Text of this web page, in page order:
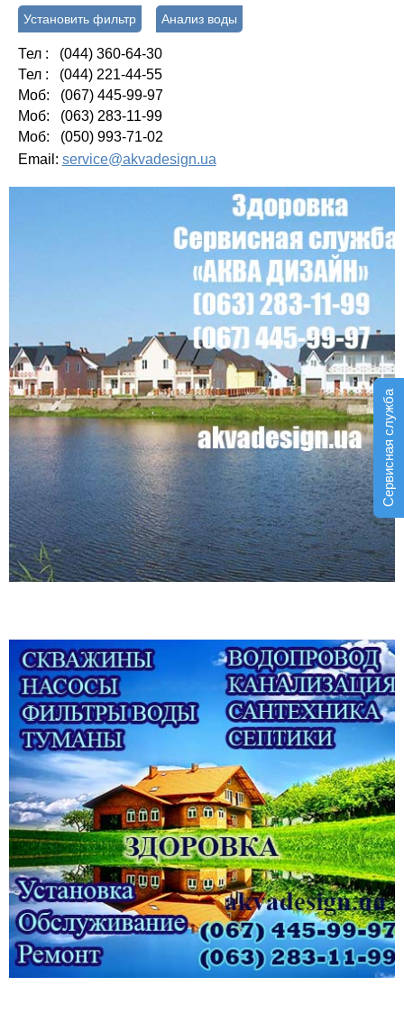
Сервисная служба
Установить фильтр Анализ воды
Тел : (044) 360-64-30
Тел : (044) 221-44-55
Моб: (067) 445-99-97
Моб: (063) 283-11-99
Моб: (050) 993-71-02
Email: service@akvadesign.ua